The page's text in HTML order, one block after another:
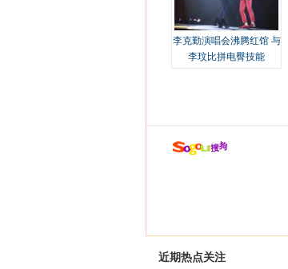
李克勤演唱会沸腾红馆 与
李玟比拼电臀技能
近期热点关注